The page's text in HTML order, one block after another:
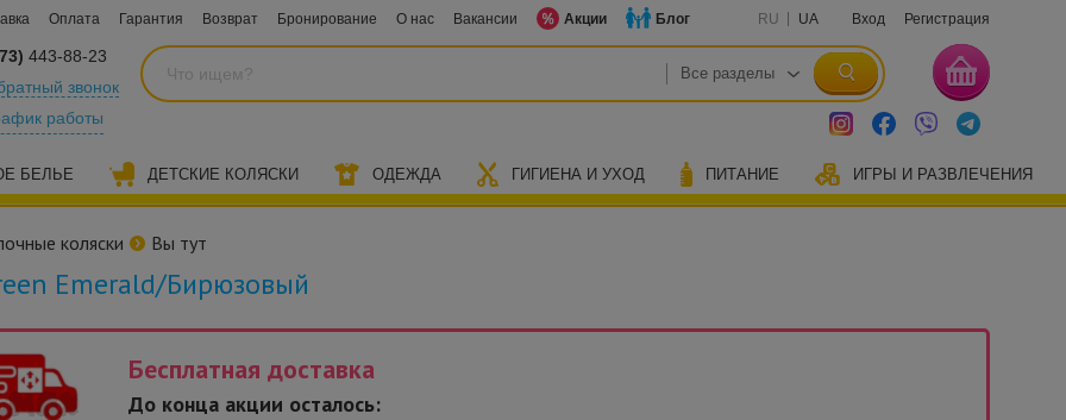
Оплата Гарантия Возврат Бронирование О нас Вакансии Акции Блог RU UA Вход Регистрация
443-88-23
звонок
работы
БЕЛЬЕ ДЕТСКИЕ КОЛЯСКИ ОДЕЖДА ГИГИЕНА И УХОД ПИТАНИЕ ИГРЫ И РАЗВЛЕЧЕНИЯ
коляски Вы тут
Emerald/Бирюзовый
Бесплатная доставка
До конца акции осталось: